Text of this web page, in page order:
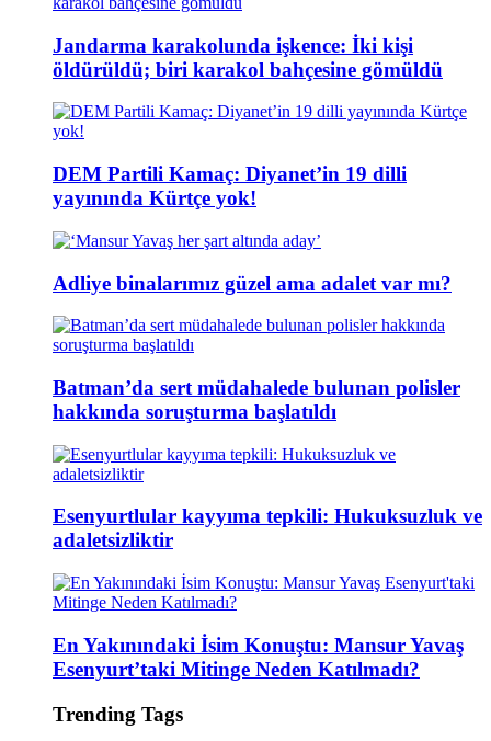
Jandarma karakolunda işkence: İki kişi
öldürüldü; biri karakol bahçesine gömüldü
DEM Partili Kamaç: Diyanet’in 19 dilli
yayınında Kürtçe yok!
Adliye binalarımız güzel ama adalet var mı?
Batman’da sert müdahalede bulunan polisler
hakkında soruşturma başlatıldı
Esenyurtlular kayyıma tepkili: Hukuksuzluk ve
adaletsizliktir
En Yakınındaki İsim Konuştu: Mansur Yavaş
Esenyurt’taki Mitinge Neden Katılmadı?
Trending Tags